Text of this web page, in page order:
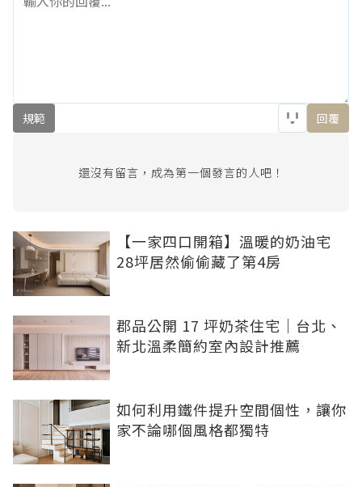
規範 回覆
還沒有留言，成為第一個發言的人吧！
【一家四口開箱】溫暖的奶油宅
28坪居然偷偷藏了第4房
郡品公開 17 坪奶茶住宅｜台北、
新北溫柔簡約室內設計推薦
如何利用鐵件提升空間個性，讓你
家不論哪個風格都獨特